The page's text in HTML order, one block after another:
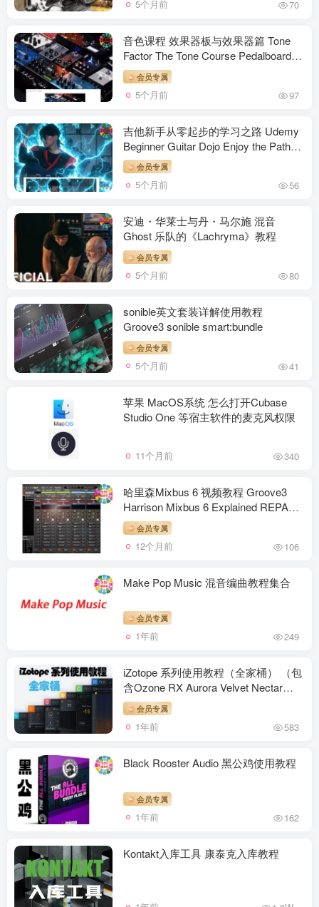
5个月前 70
音色课程 效果器板与效果器篇 Tone
Factor The Tone Course Pedalboards
and Effects Part
会员专属
5个月前 97
吉他新手从零起步的学习之路 Udemy
Beginner Guitar Dojo Enjoy the Path
from Zero [TUTORiAL]
会员专属
5个月前 56
安迪・华莱士与丹・马尔施 混音
Ghost 乐队的《Lachryma》教程
会员专属
5个月前 80
sonible英文套装详解使用教程
Groove3 sonible smart:bundle
会员专属
5个月前 41
苹果 MacOS系统 怎么打开Cubase
Studio One 等宿主软件的麦克风权限
11个月前 340
哈里森Mixbus 6 视频教程 Groove3
Harrison Mixbus 6 Explained REPACK
TUTORiAL
会员专属
12个月前 106
Make Pop Music 混音编曲教程集合
会员专属
1年前 249
iZotope 系列使用教程（全家桶） （包
含Ozone RX Aurora Velvet Nectar
Tonal Balance Vinyl Vocal Doubler）
会员专属
1年前 583
Black Rooster Audio 黑公鸡使用教程
会员专属
1年前 162
Kontakt入库工具 康泰克入库教程